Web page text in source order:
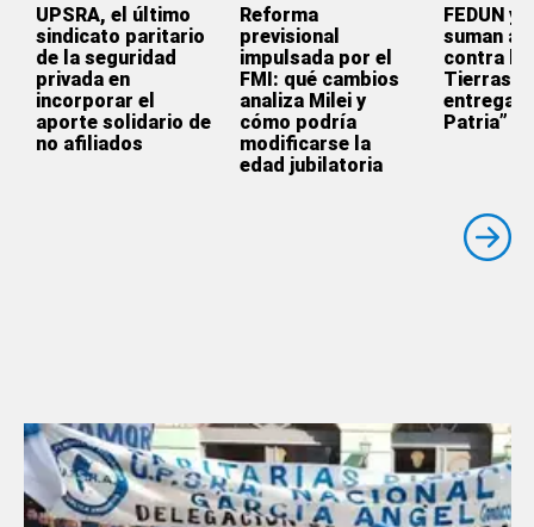
UPSRA, el último
sindicato paritario
de la seguridad
privada en
incorporar el
aporte solidario de
no afiliados
Reforma
previsional
impulsada por el
FMI: qué cambios
analiza Milei y
cómo podría
modificarse la
edad jubilatoria
FEDUN y
suman a
contra la
Tierras:
entrega
Patria”